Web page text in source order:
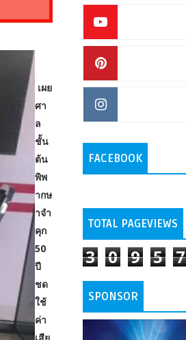
เผย
ศา
ล
ชั้น
ต้น
พิพ
ากษ
าจำ
คุก
50
ปี
ชด
ใช้
ค่า
FACEBOOK
TOTAL PAGEVIEWS
3 0 9 5 7
SPONSOR